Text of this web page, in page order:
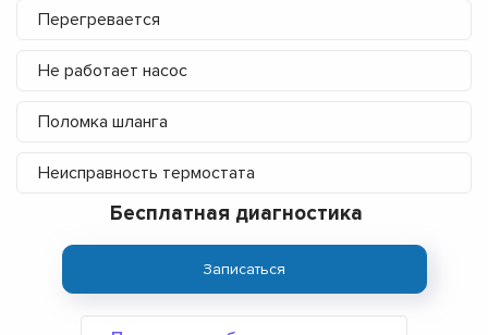
Перегревается
Не работает насос
Поломка шланга
Неисправность термостата
Бесплатная диагностика
Записаться